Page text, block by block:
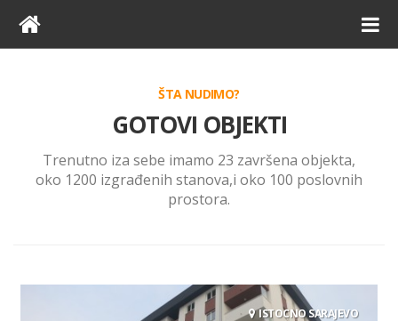
ŠTA NUDIMO?
GOTOVI OBJEKTI
Trenutno iza sebe imamo 23 završena objekta,
oko 1200 izgrađenih stanova,i oko 100 poslovnih
prostora.
ISTOCNO SARAJEVO